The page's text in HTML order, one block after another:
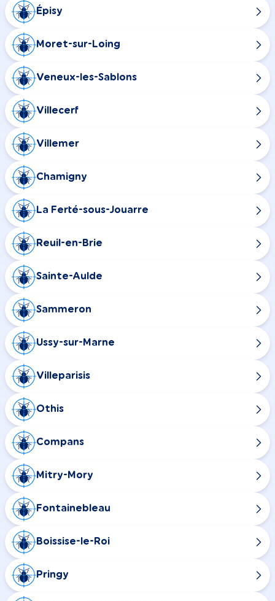
Épisy
Moret-sur-Loing
Veneux-les-Sablons
Villecerf
Villemer
Chamigny
La Ferté-sous-Jouarre
Reuil-en-Brie
Sainte-Aulde
Sammeron
Ussy-sur-Marne
Villeparisis
Othis
Compans
Mitry-Mory
Fontainebleau
Boissise-le-Roi
Pringy